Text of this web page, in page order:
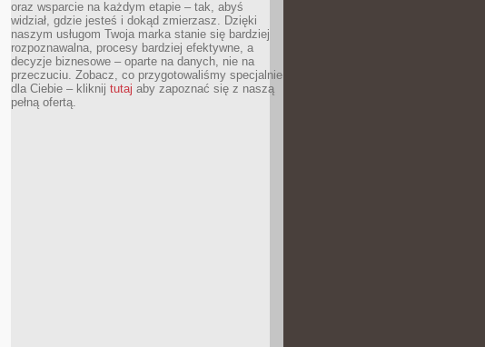
oraz wsparcie na każdym etapie – tak, abyś
widział, gdzie jesteś i dokąd zmierzasz. Dzięki
naszym usługom Twoja marka stanie się bardziej
rozpoznawalna, procesy bardziej efektywne, a
decyzje biznesowe – oparte na danych, nie na
przeczuciu. Zobacz, co przygotowaliśmy specjalnie
dla Ciebie – kliknij tutaj aby zapoznać się z naszą
pełną ofertą.